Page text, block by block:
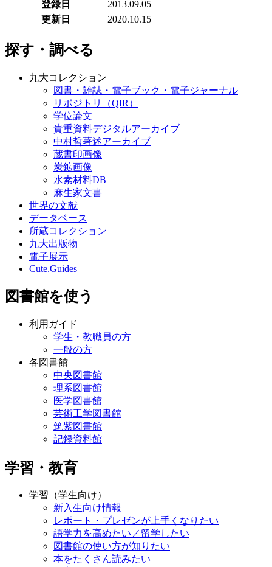
登録日
2013.09.05
更新日
2020.10.15
探す・調べる
九大コレクション
図書・雑誌・電子ブック・電子ジャーナル
リポジトリ（QIR）
学位論文
貴重資料デジタルアーカイブ
中村哲著述アーカイブ
蔵書印画像
炭鉱画像
水素材料DB
麻生家文書
世界の文献
データベース
所蔵コレクション
九大出版物
電子展示
Cute.Guides
図書館を使う
利用ガイド
学生・教職員の方
一般の方
各図書館
中央図書館
理系図書館
医学図書館
芸術工学図書館
筑紫図書館
記録資料館
学習・教育
学習（学生向け）
新入生向け情報
レポート・プレゼンが上手くなりたい
語学力を高めたい／留学したい
図書館の使い方が知りたい
本をたくさん読みたい